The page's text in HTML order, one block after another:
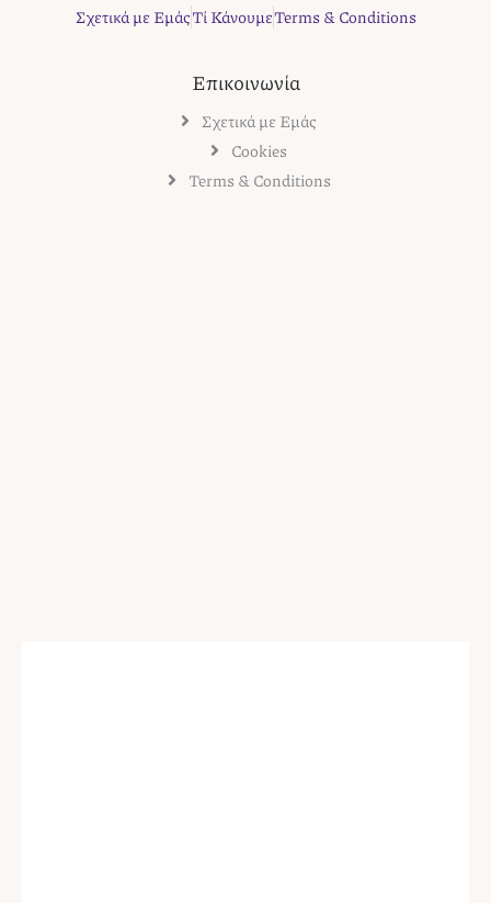
Σχετικά με ΕμάςΤί ΚάνουμεTerms & Conditions
Επικοινωνία
Σχετικά με Εμάς
Cookies
Terms & Conditions